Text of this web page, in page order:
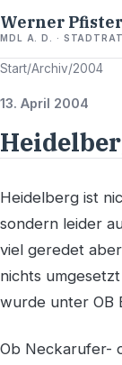
Werner
MDL A. D. ·
Start/Archiv/2004
13. April 2004
Heidelberg ist
sondern leider
viel geredet
nichts
wurde unter OB
Ob Neckarufer-